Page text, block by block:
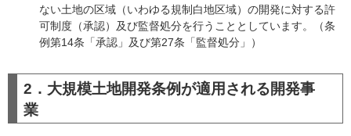
ない土地の区域（いわゆる規制白地区域）の開発に対する許
可制度（承認）及び監督処分を行うこととしています。（条
例第14条「承認」及び第27条「監督処分」）
2．大規模土地開発条例が適用される開発事
業